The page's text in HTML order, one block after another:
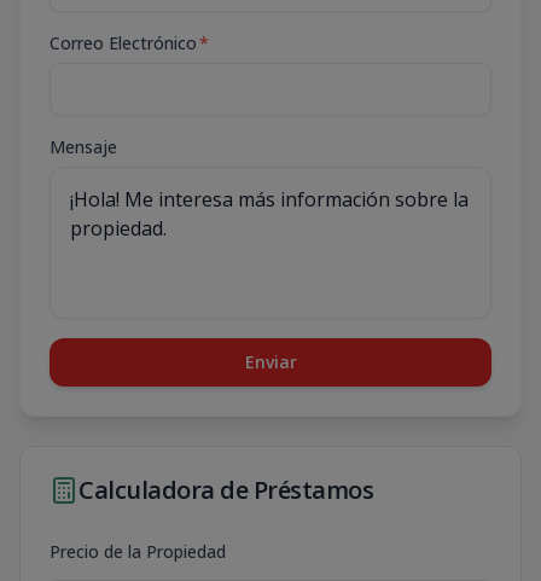
Correo Electrónico*
Mensaje
Enviar
Calculadora de Préstamos
Precio de la Propiedad